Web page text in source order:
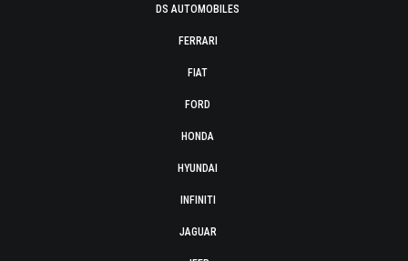
DS AUTOMOBILES
FERRARI
FIAT
FORD
HONDA
HYUNDAI
INFINITI
JAGUAR